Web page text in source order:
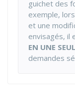
guichet des
exemple,
et une
envisagés, il
EN UNE
demandes